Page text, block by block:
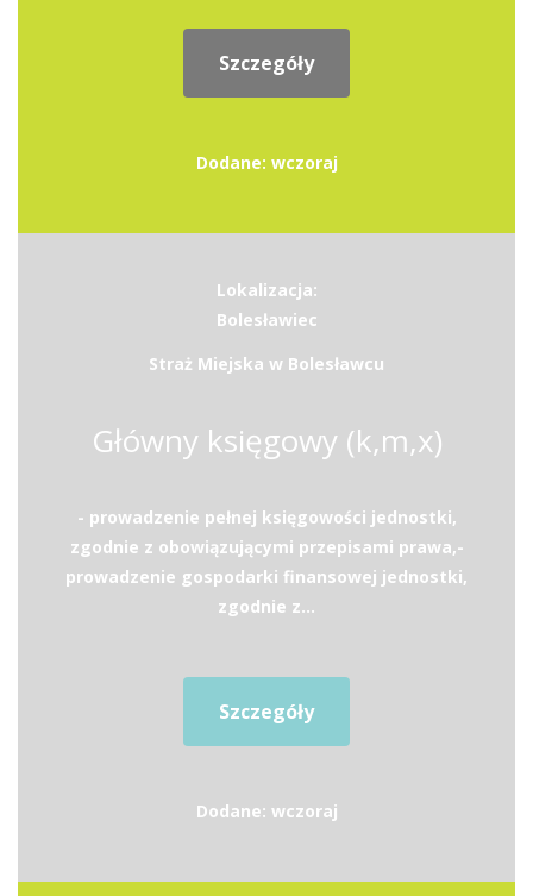
Szczegóły
Dodane: wczoraj
Lokalizacja:
Bolesławiec
Straż Miejska w Bolesławcu
Główny księgowy (k,m,x)
- prowadzenie pełnej księgowości jednostki,
zgodnie z obowiązującymi przepisami prawa,-
prowadzenie gospodarki finansowej jednostki,
zgodnie z...
Szczegóły
Dodane: wczoraj